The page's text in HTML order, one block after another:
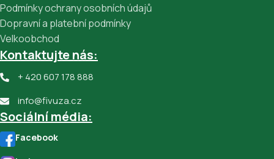
Podmínky ochrany osobních údajů
Dopravní a platební podmínky
Velkoobchod
Kontaktujte nás:
+ 420 607 178 888
info@fivuza.cz
Sociální média:
Facebook